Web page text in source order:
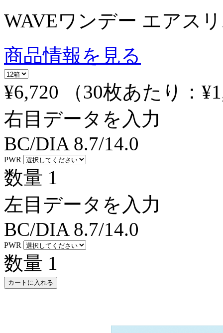
WAVEワンデー エアス
商品情報を見る
¥6,720
（30枚あたり：
右目データを入力
BC/DIA 8.7/14.0
PWR
数量 1
左目データを入力
BC/DIA 8.7/14.0
PWR
数量 1
カートに入れる